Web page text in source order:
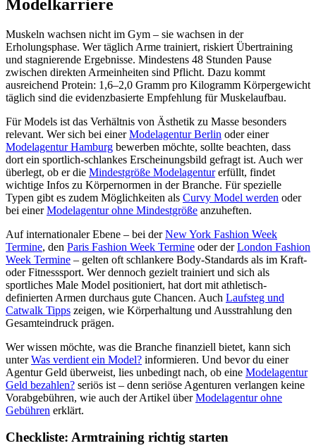
Modelkarriere
Muskeln wachsen nicht im Gym – sie wachsen in der
Erholungsphase. Wer täglich Arme trainiert, riskiert Übertraining
und stagnierende Ergebnisse. Mindestens 48 Stunden Pause
zwischen direkten Armeinheiten sind Pflicht. Dazu kommt
ausreichend Protein: 1,6–2,0 Gramm pro Kilogramm Körpergewicht
täglich sind die evidenzbasierte Empfehlung für Muskelaufbau.
Für Models ist das Verhältnis von Ästhetik zu Masse besonders
relevant. Wer sich bei einerModelagentur Berlin oder einer
Modelagentur Hamburg bewerben möchte, sollte beachten, dass
dort ein sportlich-schlankes Erscheinungsbild gefragt ist. Auch wer
überlegt, ob er die Mindestgröße Modelagenturerfüllt, findet
wichtige Infos zu Körpernormen in der Branche. Für spezielle
Typen gibt es zudem Möglichkeiten als Curvy Model werden oder
bei einerModelagentur ohne Mindestgröße anzuheften.
Auf internationaler Ebene – bei derNew York Fashion Week
Termine, den Paris Fashion Week Termine oder derLondon Fashion
Week Termine – gelten oft schlankere Body-Standards als im Kraft-
oder Fitnesssport. Wer dennoch gezielt trainiert und sich als
sportliches Male Model positioniert, hat dort mit athletisch-
definierten Armen durchaus gute Chancen. Auch Laufsteg und
Catwalk Tipps zeigen, wie Körperhaltung und Ausstrahlung den
Gesamteindruck prägen.
Wer wissen möchte, was die Branche finanziell bietet, kann sich
unterWas verdient ein Model? informieren. Und bevor du einer
Agentur Geld überweist, lies unbedingt nach, ob eine Modelagentur
Geld bezahlen? seriös ist – denn seriöse Agenturen verlangen keine
Vorabgebühren, wie auch der Artikel überModelagentur ohne
Gebühren erklärt.
Checkliste: Armtraining richtig starten